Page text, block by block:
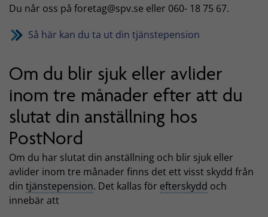
Du når oss på foretag@spv.se eller 060- 18 75 67.
Så här kan du ta ut din tjänstepension
Om du blir sjuk eller avlider
inom tre månader efter att du
slutat din anställning hos
PostNord
Om du har slutat din anställning och blir sjuk eller
avlider inom tre månader finns det ett visst skydd från
din tjänstepension. Det kallas för efterskydd och
innebär att